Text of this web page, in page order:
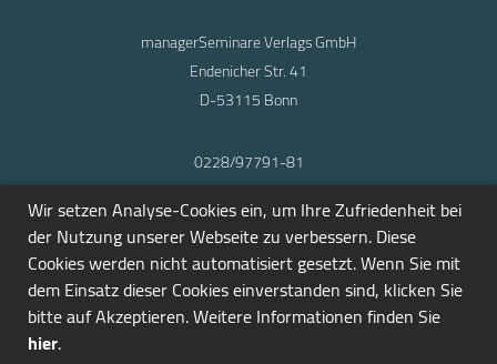
managerSeminare Verlags GmbH
Endenicher Str. 41
D-53115 Bonn
0228/97791-81
info@seminarmarkt.de
© 2001-2026
Wir setzen Analyse-Cookies ein, um Ihre Zufriedenheit bei
der Nutzung unserer Webseite zu verbessern. Diese
Cookies werden nicht automatisiert gesetzt. Wenn Sie mit
dem Einsatz dieser Cookies einverstanden sind, klicken Sie
bitte auf Akzeptieren. Weitere Informationen finden Sie
hier.